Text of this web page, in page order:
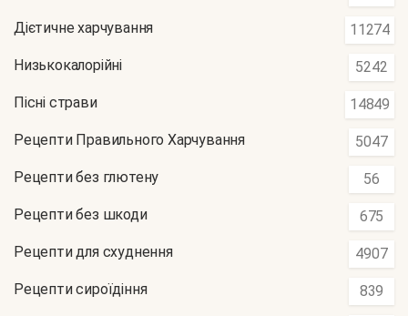
Дієтичне харчування 11274
Низькокалорійні 5242
Пісні страви 14849
Рецепти Правильного Харчування 5047
Рецепти без глютену 56
Рецепти без шкоди 675
Рецепти для схуднення 4907
Рецепти сироїдіння 839